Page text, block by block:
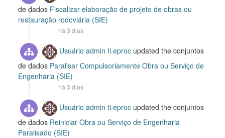
de dados Fiscalizar elaboração de projeto de obras ou
restauração rodoviária (SIE)
há 3 dias
Usuário admin ti.eproc updated the conjuntos
de dados Paralisar Compulsoriamente Obra ou Serviço de
Engenharia (SIE)
há 3 dias
Usuário admin ti.eproc updated the conjuntos
de dados Reiniciar Obra ou Serviço de Engenharia
Paralisado (SIE)